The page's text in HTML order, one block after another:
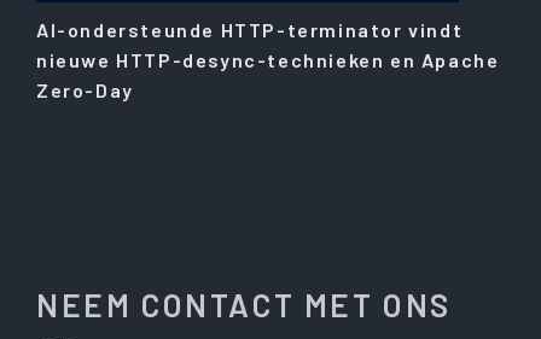
AI-ondersteunde HTTP-terminator vindt
nieuwe HTTP-desync-technieken en Apache
Zero-Day
NEEM CONTACT MET ONS